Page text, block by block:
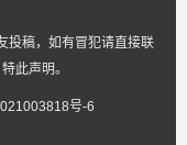
投稿，如有冒犯请直接联
此声明。
号-6